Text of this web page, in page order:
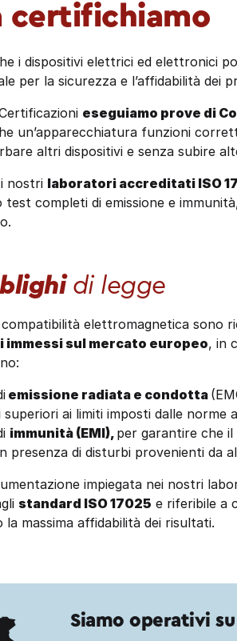
certifichiamo
i dispositivi elettrici ed elettronici
per la sicurezza e l’affidabilità dei
eseguiamo prove di
un’apparecchiatura funzioni
altri dispositivi e senza subire
nostri laboratori accreditati ISO
completi di emissione e
di legge
elettromagnetica sono
sul mercato europeo, in
emissione radiata e condotta
superiori ai limiti imposti dalle norme
immunità (EMI), per garantire che
presenza di disturbi provenienti da
impiegata nei nostri
standard ISO 17025 e riferibile a
la massima affidabilità dei risultati.
Siamo operativi